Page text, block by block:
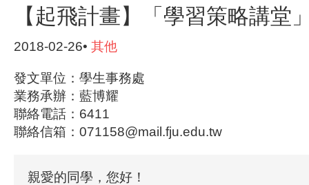
【起飛計畫】「學習策略講堂
2018-02-26• 其他
發文單位：學生事務處
業務承辦：藍博耀
聯絡電話：6411
聯絡信箱：071158@mail.fju.edu.tw
親愛的同學，您好！